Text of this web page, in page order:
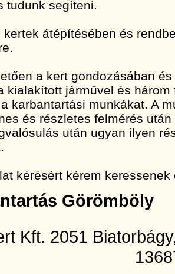
tudunk segíteni.
kertek átépítésében és
a kert gondozásában
kialakított járművel és
karbantartási munkákat. A
és részletes felmérés
után ugyan ilyen
kérésért kérem
Görömböly
Kft. 2051